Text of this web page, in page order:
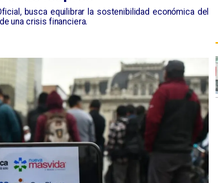
busca equilibrar la sostenibilidad económica del
una crisis financiera.